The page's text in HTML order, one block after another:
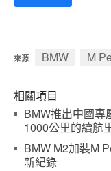
來源 BMW M
相關項目
BMW推出中國專
1000公里的續航
BMW M2加裝M
新紀錄